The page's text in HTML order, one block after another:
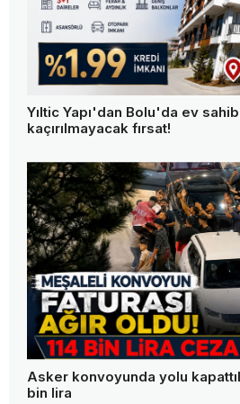
Yıltic Yapı'dan Bolu'da ev
kaçırılmayacak fırsat!
Asker konvoyunda yolu
bin lira